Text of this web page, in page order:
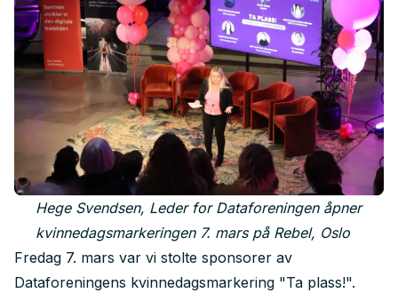
Edgar Vela, Global Product Marketing Director
Mette Wam, Leder Systemutvikling og Design
Mohammad Yassin, Forretningsutvikler
Gina Mylvaganam, Enterprise Cloud Sales
Julie Nilsen, Bid Manager
Rakhee Popat, Vice President Global Digital Sales
Hege Svendsen, Leder for Dataforeningen åpner
kvinnedagsmarkeringen 7. mars på Rebel, Oslo
Fredag 7. mars var vi stolte sponsorer av
Dataforeningens kvinnedagsmarkering "Ta plass!".